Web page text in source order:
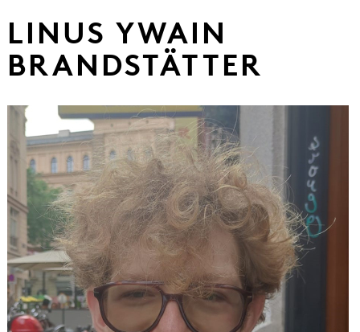
LINUS YWAIN
BRANDSTÄTTER